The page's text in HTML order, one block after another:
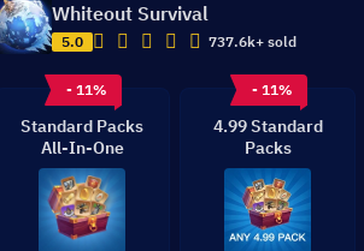
Whiteout Survival
5.0 737.6k+ sold
- 11%
Standard Packs
All-In-One
- 11%
4.99 Standard
Packs